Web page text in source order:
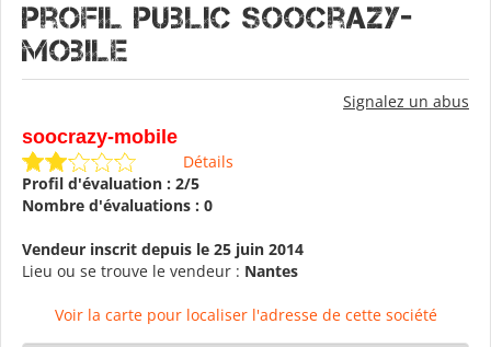
Profil public soocrazy-
mobile
Signalez un abus
soocrazy-mobile
Détails
Profil d'évaluation : 2/5
Nombre d'évaluations : 0
Vendeur inscrit depuis le 25 juin 2014
Lieu ou se trouve le vendeur : Nantes
Voir la carte pour localiser l'adresse de cette société